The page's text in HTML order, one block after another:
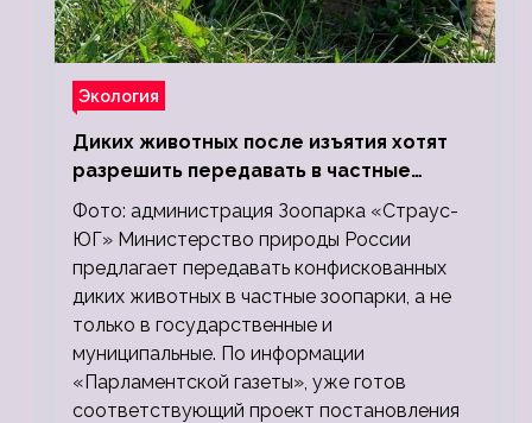
Экология
Диких животных после изъятия хотят
разрешить передавать в частные
зоопарки
Фото: администрация Зоопарка «Страус-
ЮГ» Министерство природы России
предлагает передавать конфискованных
диких животных в частные зоопарки, а не
только в государственные и
муниципальные. По информации
«Парламентской газеты», уже готов
соответствующий проект постановления